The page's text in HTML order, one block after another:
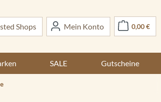
Shops Mein Konto 0,00 €
SALE Gutscheine